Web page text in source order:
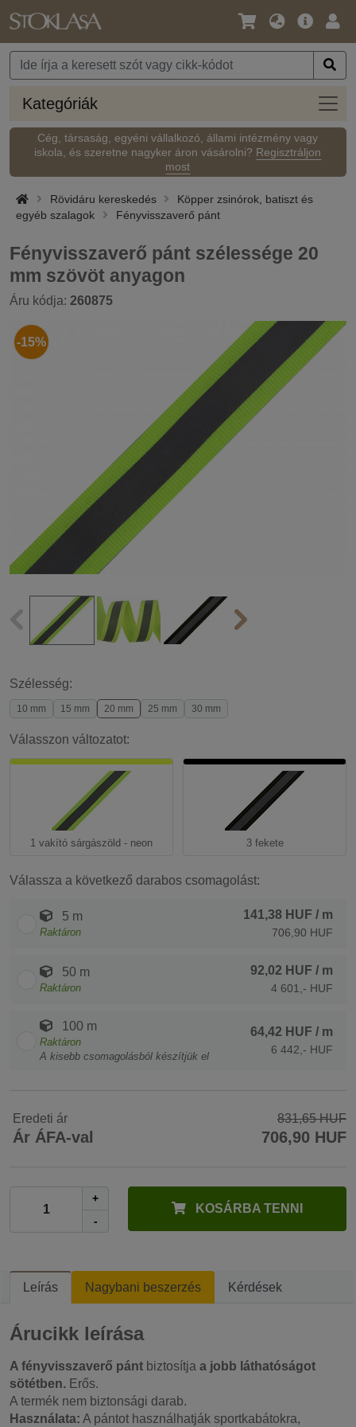
Nyelv
Pénznem
Fő
Kategóriák
Cég, társaság, egyéni vállalkozó, állami intézmény vagy
iskola, és szeretne nagyker áron vásárolni? Regisztráljon
most
Rövidáru kereskedés
Köpper zsinórok, batiszt és
egyéb szalagok
Fényvisszaverő pánt
Fényvisszaverő pánt szélessége 20
mm szövöt anyagon
Áru kódja: 260875
-15%
Szélesség:
10 mm 15 mm 20 mm 25 mm 30 mm
Válasszon változatot:
1 vakító sárgászöld - neon 3 fekete
Válassza a következő darabos csomagolást:
5 m
Raktáron
141,38 HUF / m
706,90 HUF
50 m
Raktáron
92,02 HUF / m
4 601,- HUF
100 m
Raktáron
A kisebb csomagolásból készítjük el
64,42 HUF / m
6 442,- HUF
Eredeti ár 831,65 HUF
Ár ÁFA-val 706,90 HUF
+
-
KOSÁRBA TENNI
Leírás Nagybani beszerzés Kérdések
Árucikk leírása
A fényvisszaverő pánt biztosítja a jobb láthatóságot
sötétben. Erős.
A termék nem biztonsági darab.
Használata: A pántot használhatják sportkabátokra,